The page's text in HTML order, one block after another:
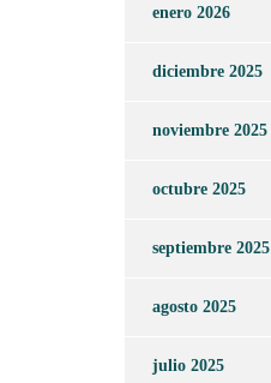
enero 2026
diciembre 2025
noviembre 2025
octubre 2025
septiembre 2025
agosto 2025
julio 2025